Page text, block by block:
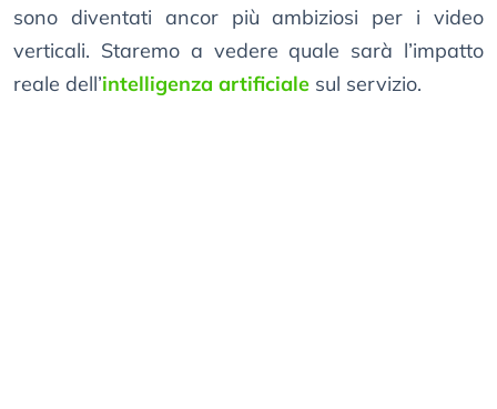
sono diventati ancor più ambiziosi per i video
verticali. Staremo a vedere quale sarà l’impatto
reale dell’intelligenza artificiale sul servizio.